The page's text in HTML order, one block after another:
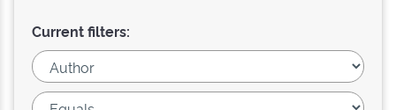
Current filters: